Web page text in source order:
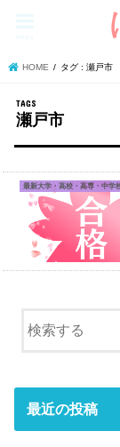
HOME タグ : 瀬戸市
瀬戸市
最新大学・高校・高専・中学
最近の投稿